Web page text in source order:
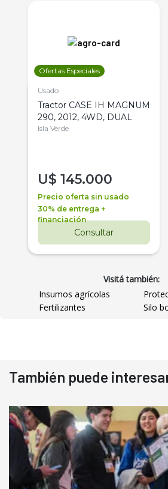
Ofertas Especiales
Usado
Tractor CASE IH MAGNUM
290, 2012, 4WD, DUAL
Isla Verde
U$ 145.000
Precio oferta sin usado
30% de entrega +
financiación
Consultar
Visitá también:
Insumos agrícolas
Fertilizantes
Silo
También puede